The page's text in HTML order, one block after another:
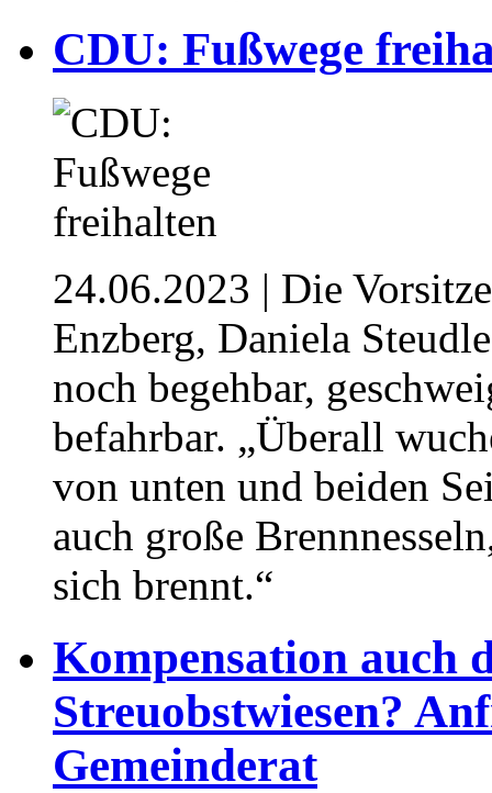
CDU: Fußwege
24.06.2023 | Die
Enzberg, Daniela
noch begehbar,
befahrbar. „Überall
von unten und beiden
auch große
sich brennt.“
Kompensation auch
Streuobstwiesen?
Gemeinderat